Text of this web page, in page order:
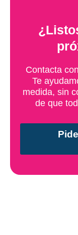
Contacta
Te
medida, sin
de que